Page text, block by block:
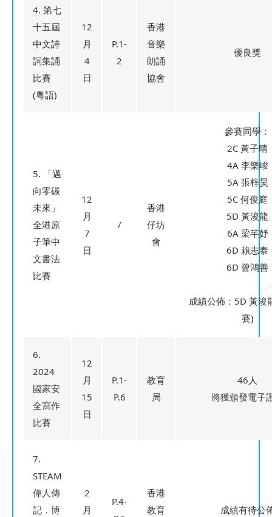
4. 第七
十五屆
中文詩
詞集誦
比賽
(粵語)
12
月
4
日
P.1-
2
香港
音樂
朗誦
協會
優良獎
5. 「邁
向零碳
未來」
全港原
子筆中
文書法
比賽
12
月
7
日
/
香港
仔坊
會
參賽同學：
2C 黃子晴
4A 李樂峻
5A 張梓昊
5C 何俊庭
5D 黃浚龍
6A 梁芊妤
6D 賴志泰
6D 曾鴻善
成績公佈：5D 黃浚
賽)
6.
2024
國家安
全寫作
比賽
12
月
15
日
P.1-
P.6
教育
局
46人
將獲頒發電子
7.
STEAM
偉人傳
記．博
2
月
P.4-
香港
教育
成績有待公